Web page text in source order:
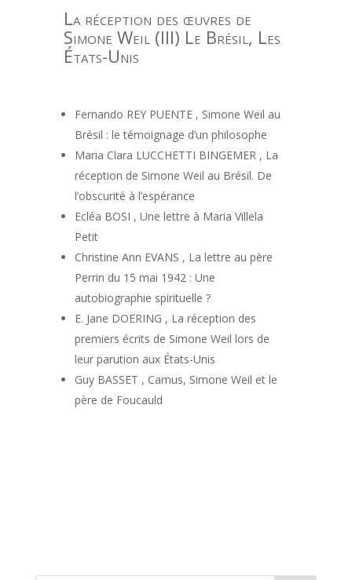
La réception des œuvres de
Simone Weil (III) Le Brésil, Les
États-Unis
Fernando REY PUENTE , Simone Weil au
Brésil : le témoignage d’un philosophe
Maria Clara LUCCHETTI BINGEMER , La
réception de Simone Weil au Brésil. De
l’obscurité à l’espérance
Ecléa BOSI , Une lettre à Maria Villela
Petit
Christine Ann EVANS , La lettre au père
Perrin du 15 mai 1942 : Une
autobiographie spirituelle ?
E. Jane DOERING , La réception des
premiers écrits de Simone Weil lors de
leur parution aux États-Unis
Guy BASSET , Camus, Simone Weil et le
père de Foucauld